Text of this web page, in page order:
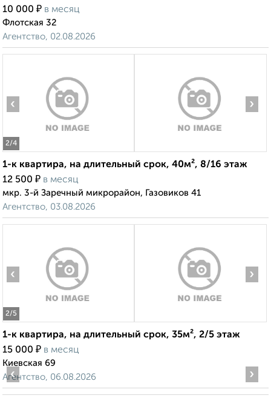
10 000 ₽ в месяц
Флотская 32
Агентство, 02.08.2026
2/4
‹ ›
1-к квартира, на длительный срок, 40м², 8/16 этаж
12 500 ₽ в месяц
мкр. 3-й Заречный микрорайон, Газовиков 41
Агентство, 03.08.2026
2/5
‹ ›
1-к квартира, на длительный срок, 35м², 2/5 этаж
15 000 ₽ в месяц
Киевская 69
Агентство, 06.08.2026
‹ ›